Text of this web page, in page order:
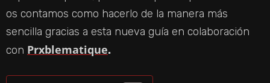
os contamos como hacerlo de la manera más
sencilla gracias a esta nueva guía en colaboración
con Prxblematique.